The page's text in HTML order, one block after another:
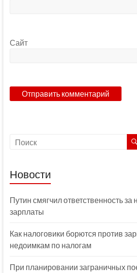
Сайт
Новости
Путин смягчил ответственность за
зарплаты
Как налоговики борются против
недоимкам по налогам
При планировании заграничных